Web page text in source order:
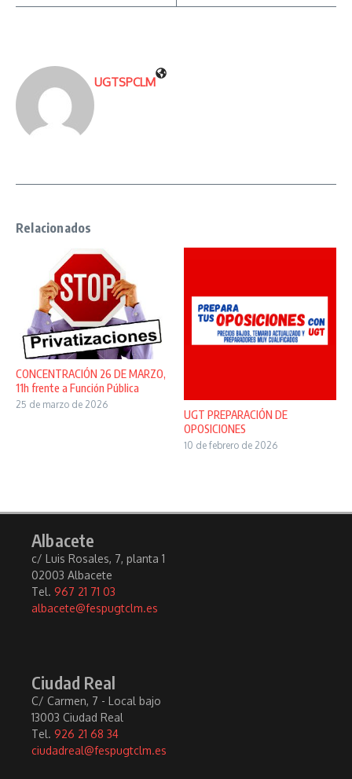
UGTSPCLM
Relacionados
CONCENTRACIÓN 26 DE MARZO,
11h frente a Función Pública
25 de marzo de 2026
UGT PREPARACIÓN DE
OPOSICIONES
10 de febrero de 2026
Albacete
c/ Luis Rosales, 7, planta 1
02003 Albacete
Tel. 967 21 71 03
albacete@fespugtclm.es
Ciudad Real
C/ Carmen, 7 - Local bajo
13003 Ciudad Real
Tel. 926 21 68 34
ciudadreal@fespugtclm.es